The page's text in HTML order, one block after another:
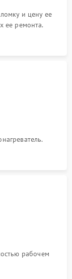
и цену ее
ее ремонта.
рабочем